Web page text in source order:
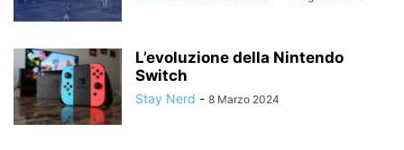
L’evoluzione della Nintendo
Switch
Stay Nerd - 8 Marzo 2024